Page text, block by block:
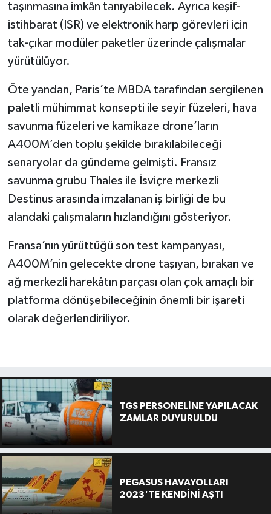
taşınmasına imkân tanıyabilecek. Ayrıca keşif-
istihbarat (ISR) ve elektronik harp görevleri için
tak-çıkar modüler paketler üzerinde çalışmalar
yürütülüyor.
Öte yandan, Paris’te MBDA tarafından sergilenen
paletli mühimmat konsepti ile seyir füzeleri, hava
savunma füzeleri ve kamikaze drone’ların
A400M’den toplu şekilde bırakılabileceği
senaryolar da gündeme gelmişti. Fransız
savunma grubu Thales ile İsviçre merkezli
Destinus arasında imzalanan iş birliği de bu
alandaki çalışmaların hızlandığını gösteriyor.
Fransa’nın yürüttüğü son test kampanyası,
A400M’nin gelecekte drone taşıyan, bırakan ve
ağ merkezli harekâtın parçası olan çok amaçlı bir
platforma dönüşebileceğinin önemli bir işareti
olarak değerlendiriliyor.
TGS PERSONELİNE YAPILACAK
ZAMLAR DUYURULDU
PEGASUS HAVAYOLLARI
2023'TE KENDİNİ AŞTI